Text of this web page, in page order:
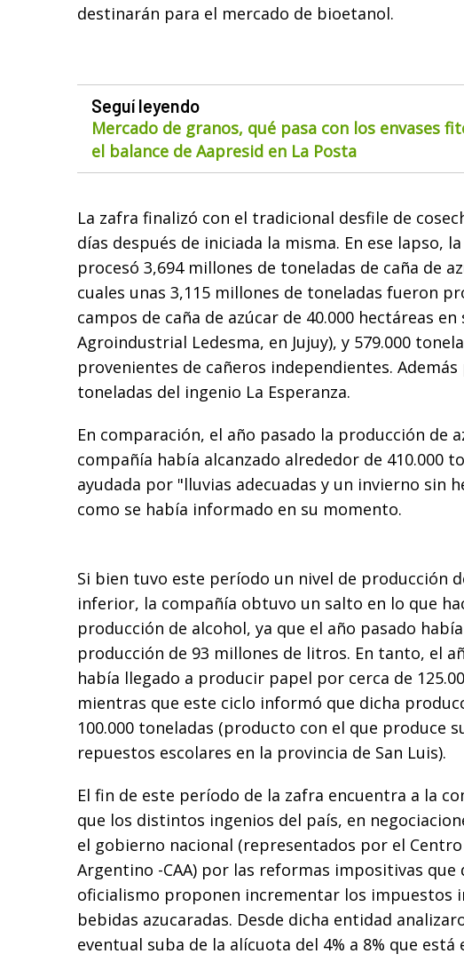
destinarán para el mercado de bioetanol.
Seguí leyendo
Mercado de granos, qué pasa con los envases
el balance de Aapresid en La Posta
La zafra finalizó con el tradicional desfile de
días después de iniciada la misma. En ese lapso,
procesó 3,694 millones de toneladas de caña de
cuales unas 3,115 millones de toneladas fueron
campos de caña de azúcar de 40.000 hectáreas en
Agroindustrial Ledesma, en Jujuy), y 579.000
provenientes de cañeros independientes. Además
toneladas del ingenio La Esperanza.
En comparación, el año pasado la producción de
compañía había alcanzado alrededor de 410.000
ayudada por "lluvias adecuadas y un invierno sin
como se había informado en su momento.
Si bien tuvo este período un nivel de producción
inferior, la compañía obtuvo un salto en lo que
producción de alcohol, ya que el año pasado
producción de 93 millones de litros. En tanto, el
había llegado a producir papel por cerca de
mientras que este ciclo informó que dicha
100.000 toneladas (producto con el que produce
repuestos escolares en la provincia de San Luis).
El fin de este período de la zafra encuentra a la
que los distintos ingenios del país, en
el gobierno nacional (representados por el
Argentino -CAA) por las reformas impositivas que
oficialismo proponen incrementar los impuestos
bebidas azucaradas. Desde dicha entidad
eventual suba de la alícuota del 4% a 8% que está